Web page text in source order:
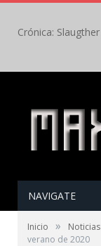
NAVIGATE
Inicio » Noticias
verano de 2020